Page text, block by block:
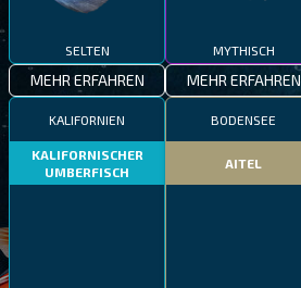
SELTEN
MEHR ERFAHREN
MYTHISCH
MEHR ERFAHREN
KALIFORNIEN
KALIFORNISCHER
UMBERFISCH
BODENSEE
AITEL